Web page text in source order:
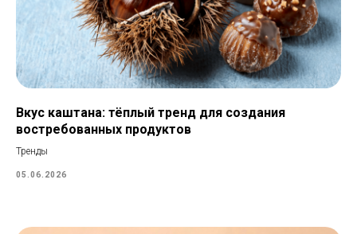
Вкус каштана: тёплый тренд для создания
востребованных продуктов
Тренды
05.06.2026